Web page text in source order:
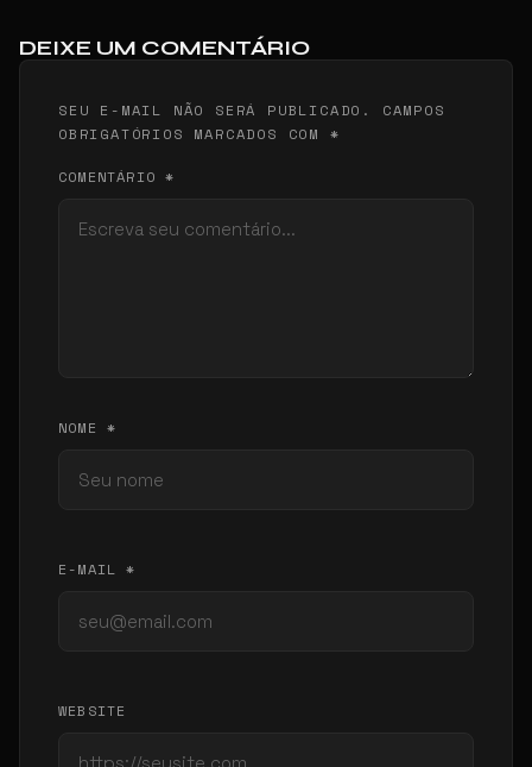
DEIXE UM COMENTÁRIO
SEU E-MAIL NÃO SERÁ PUBLICADO. CAMPOS
OBRIGATÓRIOS MARCADOS COM *
COMENTÁRIO *
NOME *
E-MAIL *
WEBSITE